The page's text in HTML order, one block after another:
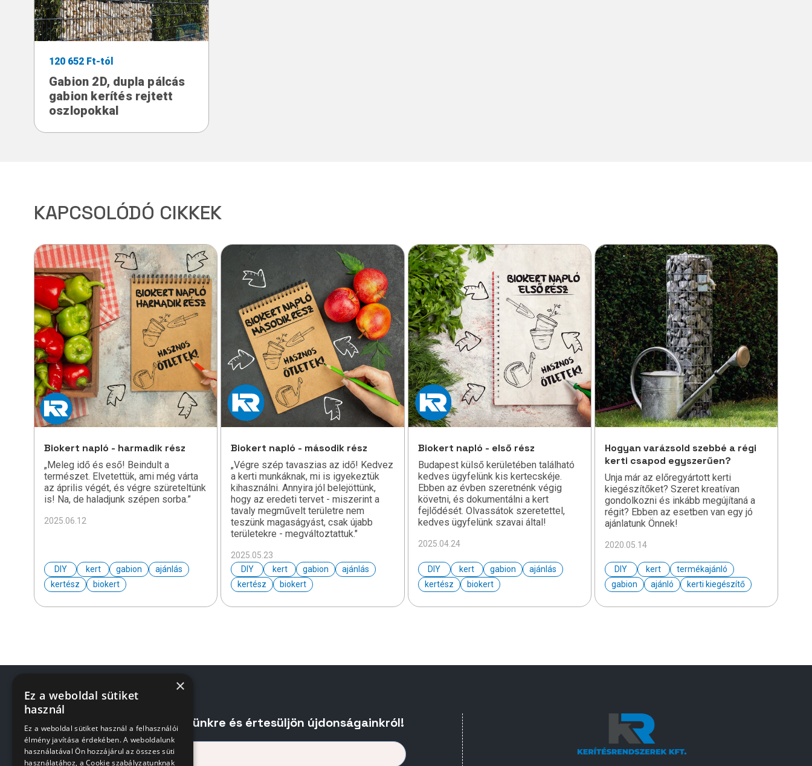
120 652 Ft-tól
Gabion 2D, dupla pálcás
gabion kerítés rejtett
oszlopokkal
KAPCSOLÓDÓ CIKKEK
Biokert napló - harmadik rész
„Meleg idő és eső! Beindult a
természet. Elvetettük, ami még várta
az április végét, és végre szüreteltünk
is! Na, de haladjunk szépen sorba.”
2025.06.12
DIY kert gabion
ajánlás
kertész
biokert
Biokert napló - második rész
„Végre szép tavaszias az idő! Kedvez
a kerti munkáknak, mi is igyekeztük
kihasználni. Annyira jól belejöttünk,
hogy az eredeti tervet - miszerint a
tavaly megművelt területre nem
teszünk magaságyást, csak újabb
területekre - megváltoztattuk."
2025.05.23
DIY
kert gabion
ajánlás
kertész
biokert
Biokert napló - első rész
Budapest külső kerületében található
kedves ügyfelünk kis kertecskéje.
Ebben az évben szeretnénk végig
követni, és dokumentálni a kert
fejlődését. Olvassátok szeretettel,
kedves ügyfelünk szavai által!
2025.04.24
DIY kert gabion
ajánlás
kertész
biokert
Hogyan varázsold szebbé a régi
kerti csapod egyszerűen?
Unja már az előregyártott kerti
kiegészítőket? Szeret kreatívan
gondolkozni és inkább megújítaná a
régit? Ebben az esetben van egy jó
ajánlatunk Önnek!
2020.05.14
DIY kert
termékajánló
gabion
ajánló kerti kiegészítő
Iratkozzon fel hírlevelünkre és értesüljön újdonságainkról!
×
Ez a weboldal sütiket
használ
Ez a weboldal sütiket használ a felhasználói
élmény javítása érdekében. A weboldalunk
használatával Ön hozzájárul az összes süti
használatához, a Cookie szabályzatunknak